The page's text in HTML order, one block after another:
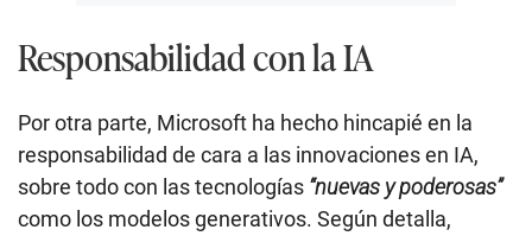
Responsabilidad con la IA
Por otra parte, Microsoft ha hecho hincapié en la
responsabilidad de cara a las innovaciones en IA,
sobre todo con las tecnologías “nuevas y poderosas”
como los modelos generativos. Según detalla,